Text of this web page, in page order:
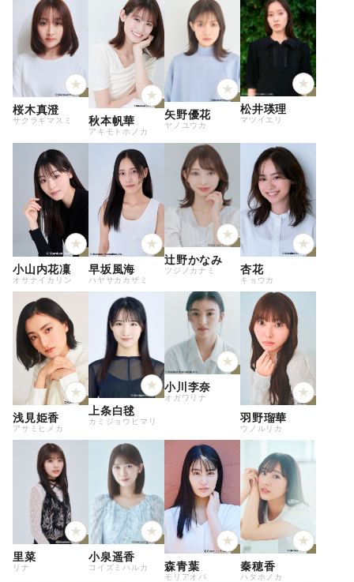
桜木真澄
サクラギマスミ 秋本帆華
アキモトホノカ
矢野優花
ヤノユウカ
松井瑛理
マツイエリ
小山内花凜
オサナイカリン
早坂風海
ハヤサカカザミ
辻野かなみ
ツジノカナミ 杏花
キョウカ
浅見姫香
アサミヒメカ
上条白毬
カミジョウヒマリ
小川李奈
オガワリナ
羽野瑠華
ウノルリカ
里菜
リナ
小泉遥香
コイズミハルカ 森青葉
モリアオバ
秦穂香
ハタホノカ